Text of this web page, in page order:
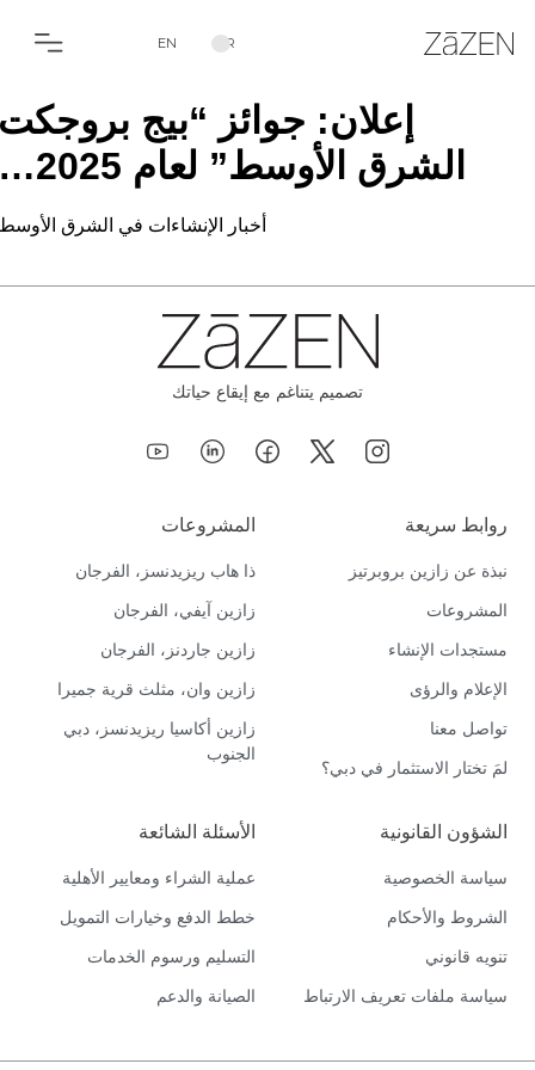
AR
EN
إعلان: جوائز “بيج بروجكت
الشرق الأوسط” لعام 2025…
أخبار الإنشاءات في الشرق الأوسط
تصميم يتناغم مع إيقاع حياتك
روابط سريعة
نبذة عن زازين بروبرتيز
المشروعات
مستجدات الإنشاء
الإعلام والرؤى
تواصل معنا
لمَ تختار الاستثمار في دبي؟
المشروعات
ذا هاب ريزيدنسز، الفرجان
زازين آيفي، الفرجان
زازين جاردنز، الفرجان
زازين وان، مثلث قرية جميرا
زازين أكاسيا ريزيدنسز، دبي
الجنوب
الشؤون القانونية
سياسة الخصوصية
الشروط والأحكام
تنويه قانوني
سياسة ملفات تعريف الارتباط
الأسئلة الشائعة
عملية الشراء ومعايير الأهلية
خطط الدفع وخيارات التمويل
التسليم ورسوم الخدمات
الصيانة والدعم